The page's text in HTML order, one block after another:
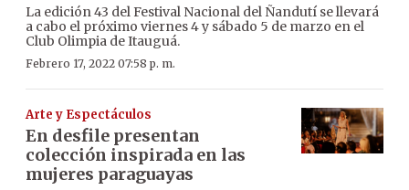
La edición 43 del Festival Nacional del Ñandutí se llevará
a cabo el próximo viernes 4 y sábado 5 de marzo en el
Club Olimpia de Itauguá.
Febrero 17, 2022 07:58 p. m.
Arte y Espectáculos
En desfile presentan
colección inspirada en las
mujeres paraguayas